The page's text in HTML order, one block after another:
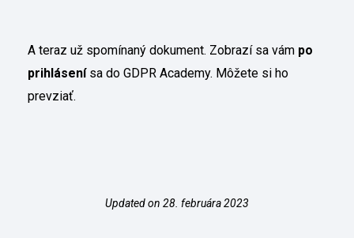
A teraz už spomínaný dokument. Zobrazí sa vám po
prihlásenísa do GDPR Academy. Môžete si ho
prevziať.
Updated on 28. februára 2023